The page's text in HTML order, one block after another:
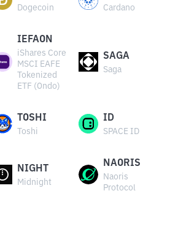
Dogecoin Cardano
IEFAON
iShares Core
MSCI EAFE
Tokenized
ETF (Ondo)
SAGA
Saga
TOSHI
Toshi
ID
SPACE ID
NIGHT
Midnight
NAORIS
Naoris
Protocol